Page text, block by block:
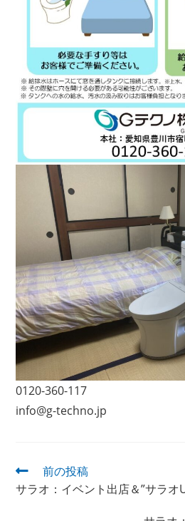
0120-360-117
info@g-techno.jp
前の投稿
サラオ：イベント出店＆”サラオ